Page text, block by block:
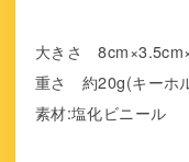
大きさ
重さ 約20g(キーホ
素材:塩化ビニール